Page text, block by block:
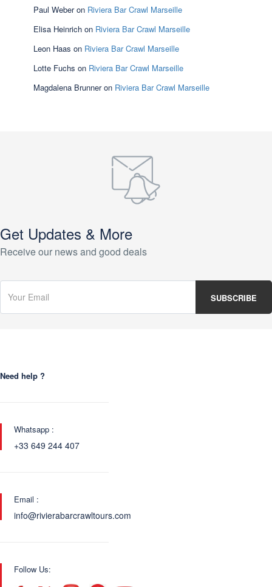
Paul Weberon Riviera Bar Crawl Marseille
Elisa Heinrich on Riviera Bar Crawl Marseille
Leon Haas on Riviera Bar Crawl Marseille
Lotte Fuchs on Riviera Bar Crawl Marseille
Magdalena Brunneron Riviera Bar Crawl Marseille
Get Updates & More
Receive our news and good deals
Need help ?
Whatsapp :
+33 649 244 407
Email :
info@rivierabarcrawltours.com
Follow Us: